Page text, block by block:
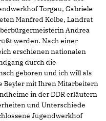
Torgau, Gabriele
Manfred Kolbe, Landrat
Andrea
werden. Nach einer
erschienen nationalen
durch die
geboren und ich will als
Beyler mit Ihren Mitarbeitern
in der DDR erläutern
und Unterschiede
Jugendwerkhof